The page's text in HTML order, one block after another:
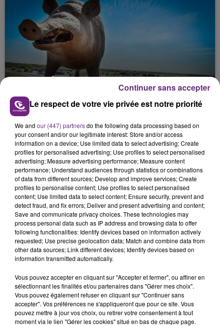
VENEZ FÊTER CE WEEK-END
L'ANNIVERSAIRE DE WOINIC
Ce samedi 8 août sera un grand jour :
l'anniversaire du plus gros sanglier du monde.
Une fête est donc organisée et vous êtes tous
conviés !
TITRES DIFFUSÉS
6h16
6h16
Drive Safe
6h11
6h11
Sweet Darling
6h08
6h08 6h04
6h04
Le respect de votre vie privée est notre priorité
We and our (447) partnersdo the following data processing based on
your consent and/or our legitimate interest: Store and/or access
information on a device; Use limited data to select advertising; Create
profiles for personalised advertising; Use profiles to select personalised
advertising; Measure advertising performance; Measure content
performance; Understand audiences through statistics or combinations
of data from different sources; Develop and improve services; Create
profiles to personalise content; Use profiles to select personalised
content; Use limited data to select content; Ensure security, prevent and
detect fraud, and fix errors; Deliver and present advertising and content;
Save and communicate privacy choices. These technologies may
process personal data such as IP address and browsing data to offer
following functionalities: Identify devices based on information actively
requested; Use precise geolocation data; Match and combine data from
other data sources; Link different devices; Identify devices based on
information transmitted automatically.
Vous pouvez accepter en cliquant sur "Accepter et fermer", ou affiner en
sélectionnant les finalités et/ou partenaires dans "Gérer mes choix".
Vous pouvez également refuser en cliquant sur "Continuer sans
accepter". Vos préférences ne s'appliqueront que pour ce site. Vous
pouvez mettre à jour vos choix, ou retirer votre consentement à tout
moment via le lien "Gérer les cookies" situé en bas de chaque page.
Continuer sans accepter